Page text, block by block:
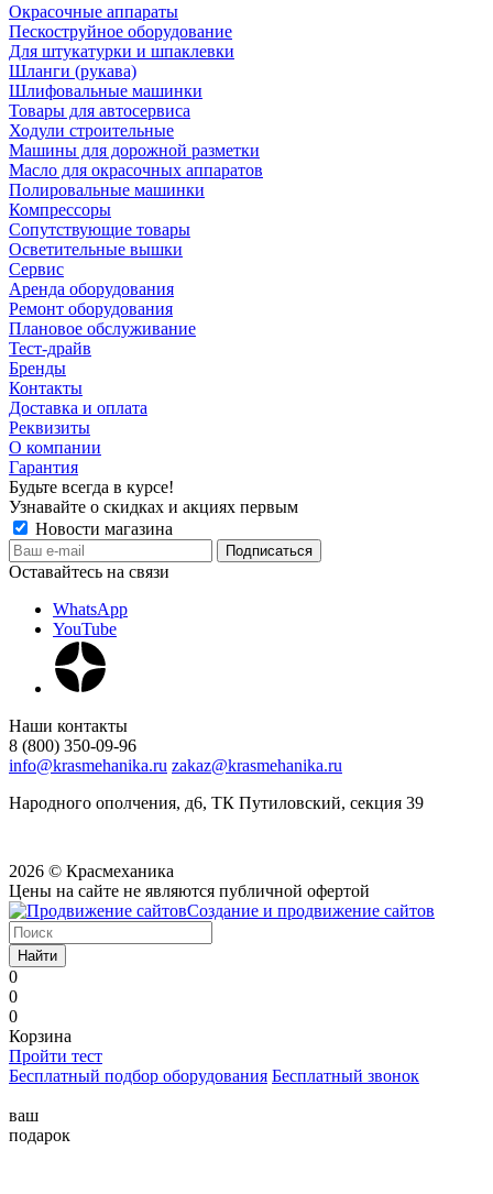
Окрасочные аппараты
Пескоструйное оборудование
Для штукатурки и шпаклевки
Шланги (рукава)
Шлифовальные машинки
Товары для автосервиса
Ходули строительные
Машины для дорожной разметки
Масло для окрасочных аппаратов
Полировальные машинки
Компрессоры
Сопутствующие товары
Осветительные вышки
Сервис
Аренда оборудования
Ремонт оборудования
Плановое обслуживание
Тест-драйв
Бренды
Контакты
Доставка и оплата
Реквизиты
О компании
Гарантия
Будьте всегда в курсе!
Узнавайте о скидках и акциях первым
Новости магазина
Оставайтесь на связи
WhatsApp
YouTube
Наши контакты
8 (800) 350-09-96
info@krasmehanika.ru zakaz@krasmehanika.ru
Народного ополчения, д6, ТК Путиловский, секция 39
2026 © Красмеханика
Цены на сайте не являются публичной офертой
Создание и продвижение сайтов
Найти
0
0
0
Корзина
Пройти тест
Бесплатный подбор оборудования Бесплатный звонок
ваш
подарок